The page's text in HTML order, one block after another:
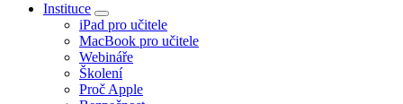
Instituce
iPad pro učitele
MacBook pro učitele
Webináře
Školení
Proč Apple